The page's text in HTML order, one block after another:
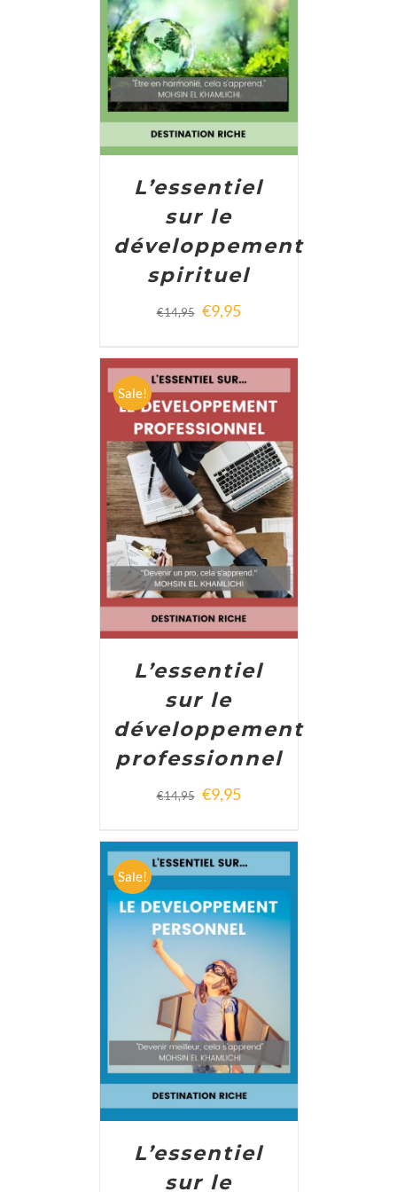
ADD TO CART DETAILS
L’essentiel
sur le
développement
spirituel
€14,95 €9,95
Sale!
ADD TO CART / DETAILS
L’essentiel
sur le
développement
professionnel
€14,95 €9,95
Sale!
ADD TO CART / DETAILS
L’essentiel
sur le